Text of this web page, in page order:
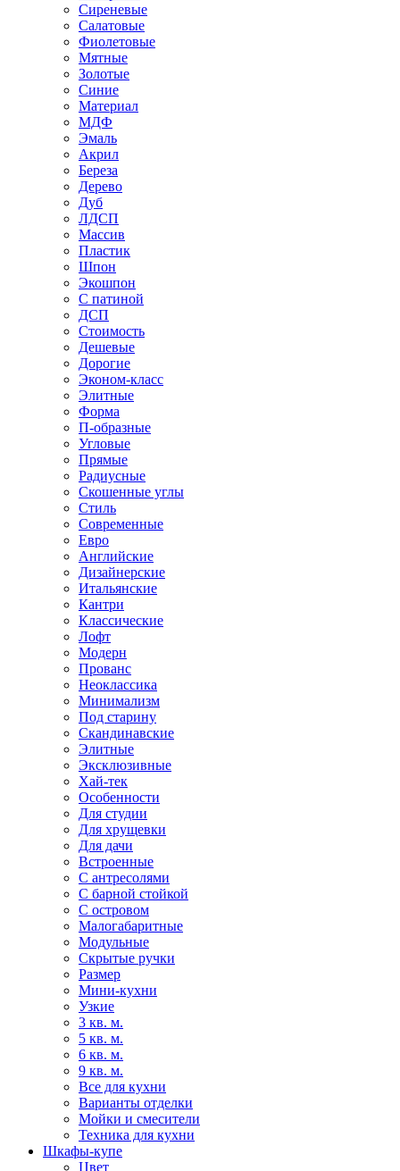
Сиреневые
Салатовые
Фиолетовые
Мятные
Золотые
Синие
Материал
МДФ
Эмаль
Акрил
Береза
Дерево
Дуб
ЛДСП
Массив
Пластик
Шпон
Экошпон
С патиной
ДСП
Стоимость
Дешевые
Дорогие
Эконом-класс
Элитные
Форма
П-образные
Угловые
Прямые
Радиусные
Скошенные углы
Стиль
Современные
Евро
Английские
Дизайнерские
Итальянские
Кантри
Классические
Лофт
Модерн
Прованс
Неоклассика
Минимализм
Под старину
Скандинавские
Элитные
Эксклюзивные
Хай-тек
Особенности
Для студии
Для хрущевки
Для дачи
Встроенные
С антресолями
С барной стойкой
С островом
Малогабаритные
Модульные
Скрытые ручки
Размер
Мини-кухни
Узкие
3 кв. м.
5 кв. м.
6 кв. м.
9 кв. м.
Все для кухни
Варианты отделки
Мойки и смесители
Техника для кухни
Шкафы-купе
Цвет